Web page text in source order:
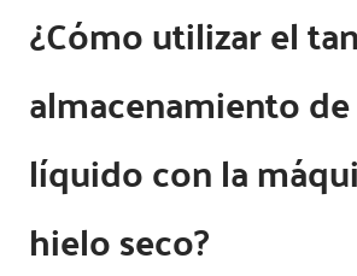
¿Cómo utilizar el
almacenamiento de
líquido con la
hielo seco?